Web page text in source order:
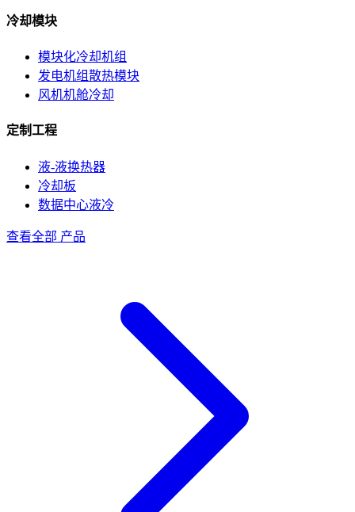
冷却模块
模块化冷却机组
发电机组散热模块
风机机舱冷却
定制工程
液-液换热器
冷却板
数据中心液冷
查看全部 产品